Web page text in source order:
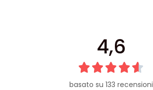
4,6
basato su 133 recensioni